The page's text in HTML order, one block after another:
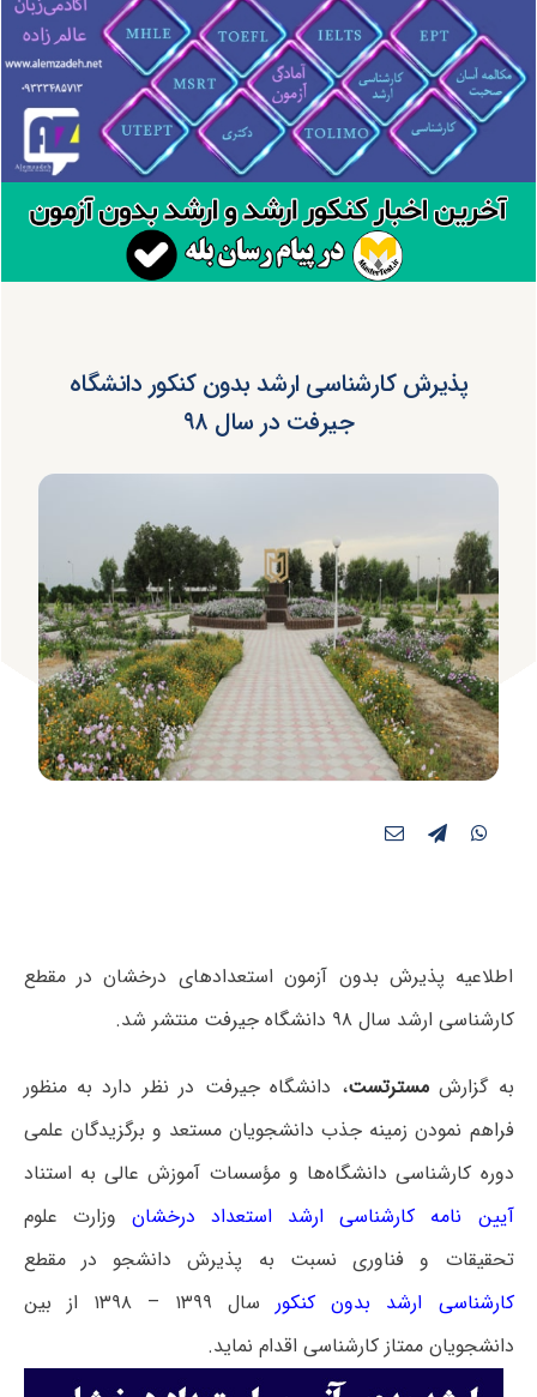
پذیرش کارشناسی ارشد بدون کنکور دانشگاه
جیرفت در سال ۹۸
اطلاعیه پذیرش بدون آزمون استعدادهای درخشان در مقطع
کارشناسی ارشد سال ۹۸ دانشگاه جیرفت منتشر شد.
به گزارشمسترتست، دانشگاه جیرفت در نظر دارد به منظور
فراهم نمودن زمینه جذب دانشجویان مستعد و برگزیدگان علمی
دوره کارشناسی دانشگاه‌ها و مؤسسات آموزش عالی به استناد
آیین نامه کارشناسی ارشد استعداد درخشان وزارت علوم
تحقیقات و فناوری نسبت به پذیرش دانشجو در مقطع
کارشناسی ارشد بدون کنکور
سال ۱۳۹۹ – ۱۳۹۸ از بین
دانشجویان ممتاز کارشناسی اقدام نماید.